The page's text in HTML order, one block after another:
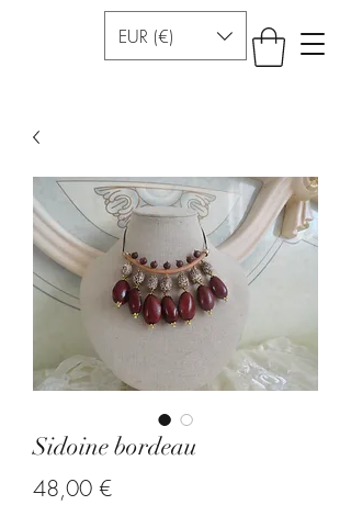
EUR (€)
Sidoine bordeau
48,00 €Precio